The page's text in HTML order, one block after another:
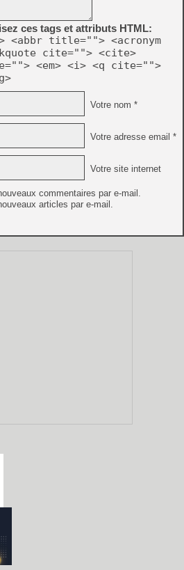
ces tags et attributs HTML:
title=""> <acronym
cite=""> <cite>
<em> <i> <q cite="">
Votre nom *
Votre adresse email *
Votre site internet
commentaires par e-mail.
articles par e-mail.